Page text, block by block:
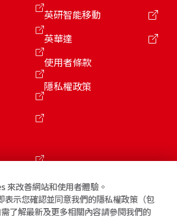
英研智能移動
英華達
使用者條款
隱私權政策
來改善網站和使用者體驗。
表示您確認並同意我們的隱私權政策（包
了解最新及更多相關內容請參閱我們的